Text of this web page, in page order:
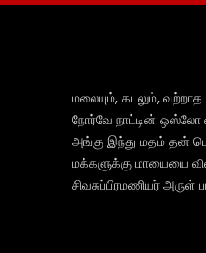
மலையும், கடலும்,
நோர்வே நாட்டின் ஒஸ்லோ
அங்கு இந்து மதம் தன்
மக்களுக்கு மாயையை
சிவசுப்பிரமணியர் அருள்